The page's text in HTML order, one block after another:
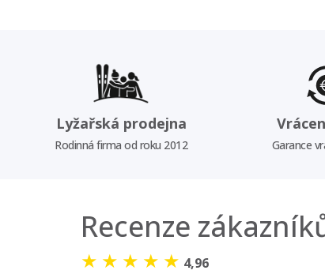
Lyžařská prodejna
Rodinná firma od roku 2012 Garance
Recenze
★ ★ ★ ★ ★ 4,96